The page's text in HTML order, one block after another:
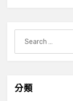
for:
分類